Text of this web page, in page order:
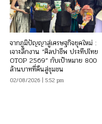
จากภูมิปัญญาสู่เศรษฐกิจยุคใหม่ :
เจาะลึกงาน “ศิลปาชีพ ประทีปไทย
OTOP 2569” กับเป้าหมาย 800
ล้านบาทที่คืนสู่ชุมชน
02/08/2026 | 5:52 pm